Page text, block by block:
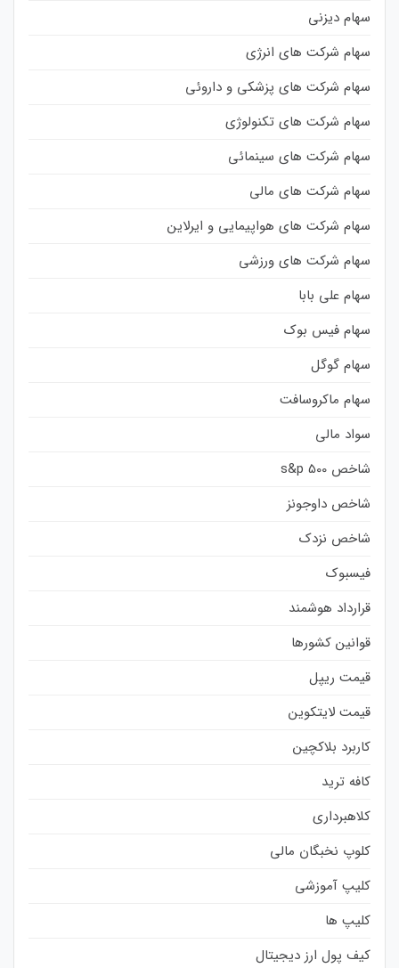
سهام دیزنی
سهام شرکت های انرژی
سهام شرکت های پزشکی و داروئی
سهام شرکت های تکنولوژی
سهام شرکت های سینمائی
سهام شرکت های مالی
سهام شرکت های هواپیمایی و ایرلاین
سهام شرکت های ورزشی
سهام علی بابا
سهام فیس بوک
سهام گوگل
سهام ماکروسافت
سواد مالی
شاخص s&p 500
شاخص داوجونز
شاخص نزدک
فیسبوک
قرارداد هوشمند
قوانین کشورها
قیمت ریپل
قیمت لایتکوین
کاربرد بلاکچین
کافه ترید
کلاهبرداری
کلوپ نخبگان مالی
کلیپ آموزشی
کلیپ ها
کیف پول ارز دیجیتال